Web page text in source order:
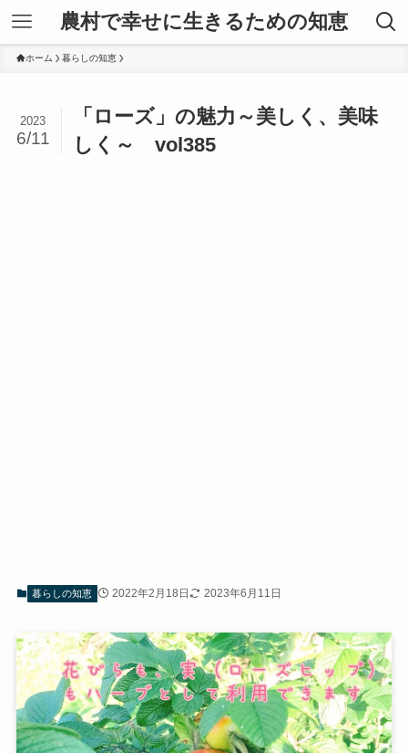
農村で幸せに生きるための知恵
ホーム 暮らしの知恵
「ローズ」の魅力～美しく、美味
しく～ vol385
2023
6/11
暮らしの知恵 2022年2月18日 2023年6月11日